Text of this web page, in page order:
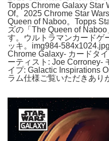
Topps Chrome Galaxy Star
Of。2025 Chrome Star
Queen of Naboo。Topps
ズの「The Queen of
す。ウルトラマンカード
ッキ。img984-
Chrome Galaxy- カードタ
ーティスト: Joe Corroney-
イプ: Galactic Inspirations
ラム仕様ご覧いただきあり